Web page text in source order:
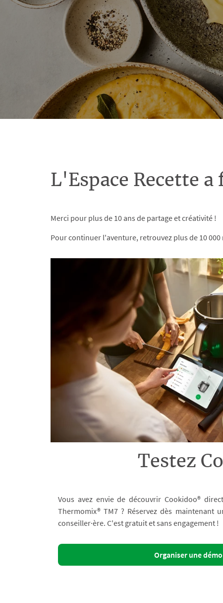
L'Espace Recette a
Merci pour plus de 10 ans de partage et créativité !
Pour continuer l'aventure, retrouvez plus de 10
Testez
Vous avez envie de découvrir Cookidoo®
Thermomix® TM7 ? Réservez dès maintenant
conseiller·ère. C'est gratuit et sans engagement !
Organiser une démo